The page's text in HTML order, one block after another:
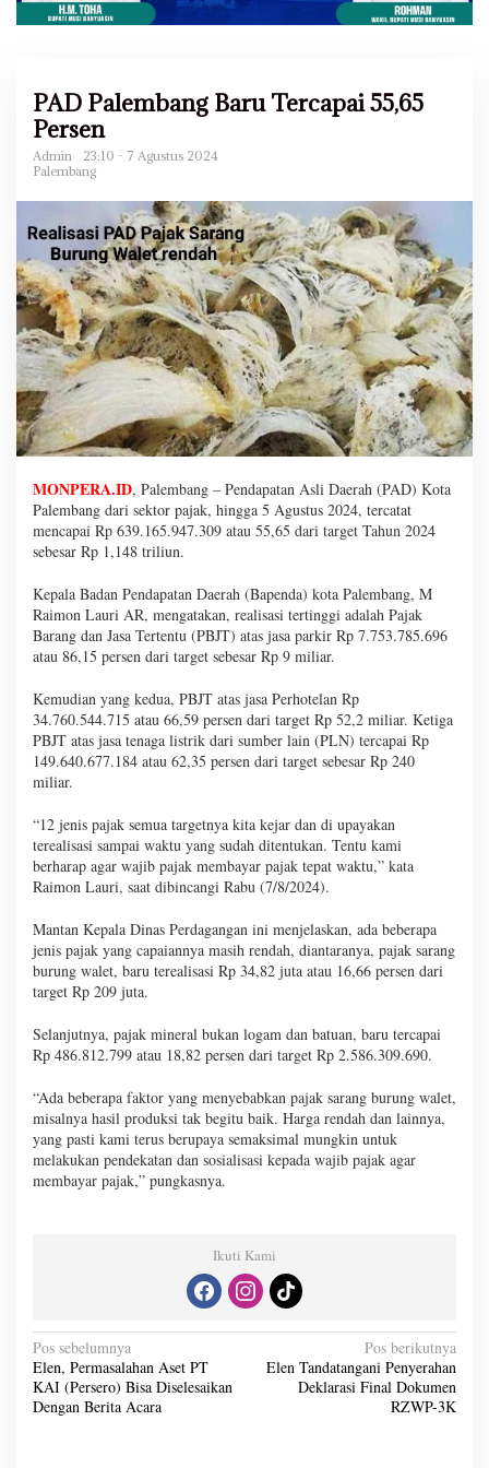
PAD Palembang Baru Tercapai 55,65
Persen
Admin
23:10 - 7 Agustus 2024
Palembang
MONPERA.ID, Palembang – Pendapatan Asli Daerah (PAD) Kota
Palembang dari sektor pajak, hingga 5 Agustus 2024, tercatat
mencapai Rp 639.165.947.309 atau 55,65 dari target Tahun 2024
sebesar Rp 1,148 triliun.
Kepala Badan Pendapatan Daerah (Bapenda) kota Palembang, M
Raimon Lauri AR, mengatakan, realisasi tertinggi adalah Pajak
Barang dan Jasa Tertentu (PBJT) atas jasa parkir Rp 7.753.785.696
atau 86,15 persen dari target sebesar Rp 9 miliar.
Kemudian yang kedua, PBJT atas jasa Perhotelan Rp
34.760.544.715 atau 66,59 persen dari target Rp 52,2 miliar. Ketiga
PBJT atas jasa tenaga listrik dari sumber lain (PLN) tercapai Rp
149.640.677.184 atau 62,35 persen dari target sebesar Rp 240
miliar.
“12 jenis pajak semua targetnya kita kejar dan di upayakan
terealisasi sampai waktu yang sudah ditentukan. Tentu kami
berharap agar wajib pajak membayar pajak tepat waktu,” kata
Raimon Lauri, saat dibincangi Rabu (7/8/2024).
Mantan Kepala Dinas Perdagangan ini menjelaskan, ada beberapa
jenis pajak yang capaiannya masih rendah, diantaranya, pajak sarang
burung walet, baru terealisasi Rp 34,82 juta atau 16,66 persen dari
target Rp 209 juta.
Selanjutnya, pajak mineral bukan logam dan batuan, baru tercapai
Rp 486.812.799 atau 18,82 persen dari target Rp 2.586.309.690.
“Ada beberapa faktor yang menyebabkan pajak sarang burung walet,
misalnya hasil produksi tak begitu baik. Harga rendah dan lainnya,
yang pasti kami terus berupaya semaksimal mungkin untuk
melakukan pendekatan dan sosialisasi kepada wajib pajak agar
membayar pajak,” pungkasnya.
Ikuti Kami
N
a
v
Pos sebelumnya
Elen, Permasalahan Aset PT
KAI (Persero) Bisa Diselesaikan
Dengan Berita Acara
Pos berikutnya
Elen Tandatangani Penyerahan
Deklarasi Final Dokumen
RZWP-3K